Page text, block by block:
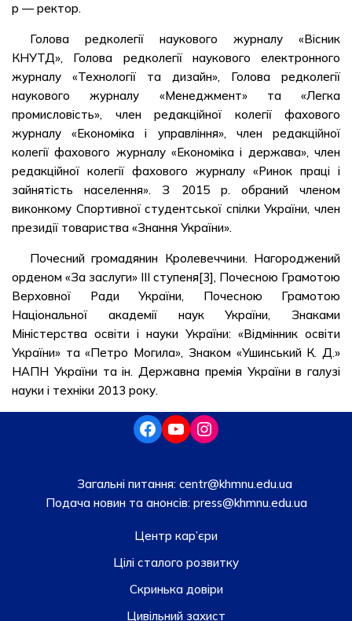
р — ректор.
Голова редколегії наукового журналу «Вісник
КНУТД», Голова редколегії наукового електронного
журналу «Технології та дизайн», Голова редколегії
наукового журналу «Менеджмент» та «Легка
промисловість», член редакційної колегії фахового
журналу «Економіка і управління», член редакційної
колегії фахового журналу «Економіка і держава», член
редакційної колегії фахового журналу «Ринок праці і
зайнятість населення». З 2015 р. обраний членом
виконкому Спортивної студентської спілки України, член
президії товариства «Знання України».
Почесний громадянин Кролевеччини. Нагороджений
орденом «За заслуги» III ступеня[3], Почесною Грамотою
Верховної Ради України, Почесною Грамотою
Національної академії наук України, Знаками
Міністерства освіти і науки України: «Відмінник освіти
України» та «Петро Могила», Знаком «Ушинський К. Д.»
НАПН України та ін. Державна премія України в галузі
науки і техніки 2013 року.
Загальні питання: centr@khmnu.edu.ua
Подача новин та анонсів:press@khmnu.edu.ua
Центр кар’єри
Цілі сталого розвитку
Скринька довiри
Цивільний захист